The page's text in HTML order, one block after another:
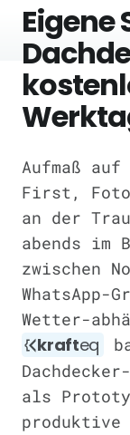
Eigene
Aufmaß
First, Foto
an der
abends im
zwischen
WhatsApp-
Wetter-
krafteq
als